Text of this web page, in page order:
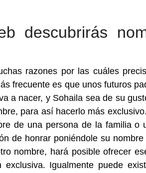
descubrirás
razones por las cuáles
frecuente es que unos futuros
a nacer, y Sohaila sea de su
para así hacerlo más
de una persona de la familia o
de honrar poniéndole su
nombre, hará posible ofrecer
exclusiva. Igualmente puede